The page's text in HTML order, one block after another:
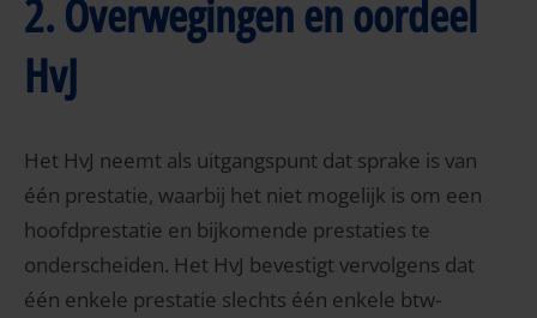
2. Overwegingen en oordeel
HvJ
Het HvJ neemt als uitgangspunt dat sprake is van
één prestatie, waarbij het niet mogelijk is om een
hoofdprestatie en bijkomende prestaties te
onderscheiden. Het HvJ bevestigt vervolgens dat
één enkele prestatie slechts één enkele btw-